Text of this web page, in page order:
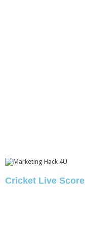
Cricket Live Score